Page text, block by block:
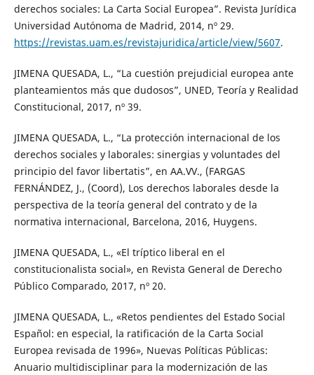
derechos sociales: La Carta Social Europea”. Revista Jurídica
Universidad Autónoma de Madrid, 2014, nº 29.
https://revistas.uam.es/revistajuridica/article/view/5607.
JIMENA QUESADA, L., “La cuestión prejudicial europea ante
planteamientos más que dudosos”, UNED, Teoría y Realidad
Constitucional, 2017, nº 39.
JIMENA QUESADA, L., “La protección internacional de los
derechos sociales y laborales: sinergias y voluntades del
principio del favor libertatis”, en AA.VV., (FARGAS
FERNÁNDEZ, J., (Coord), Los derechos laborales desde la
perspectiva de la teoría general del contrato y de la
normativa internacional, Barcelona, 2016, Huygens.
JIMENA QUESADA, L., «El tríptico liberal en el
constitucionalista social», en Revista General de Derecho
Público Comparado, 2017, nº 20.
JIMENA QUESADA, L., «Retos pendientes del Estado Social
Español: en especial, la ratificación de la Carta Social
Europea revisada de 1996», Nuevas Políticas Públicas:
Anuario multidisciplinar para la modernización de las